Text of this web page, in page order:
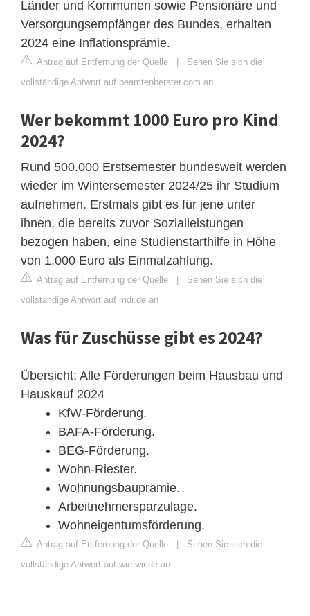
Länder und Kommunen sowie Pensionäre und
Versorgungsempfänger des Bundes, erhalten
2024 eine Inflationsprämie.
Antrag auf Entfernung der Quelle | Sehen Sie sich die
vollständige Antwort auf beamtenberater.com an
Wer bekommt 1000 Euro pro Kind
2024?
Rund 500.000 Erstsemester bundesweit werden
wieder im Wintersemester 2024/25 ihr Studium
aufnehmen. Erstmals gibt es für jene unter
ihnen, die bereits zuvor Sozialleistungen
bezogen haben, eine Studienstarthilfe in Höhe
von 1.000 Euro als Einmalzahlung.
Antrag auf Entfernung der Quelle | Sehen Sie sich die
vollständige Antwort auf mdr.de an
Was für Zuschüsse gibt es 2024?
Übersicht: Alle Förderungen beim Hausbau und
Hauskauf 2024
KfW-Förderung.
BAFA-Förderung.
BEG-Förderung.
Wohn-Riester.
Wohnungsbauprämie.
Arbeitnehmersparzulage.
Wohneigentumsförderung.
Antrag auf Entfernung der Quelle | Sehen Sie sich die
vollständige Antwort auf wie-wir.de an